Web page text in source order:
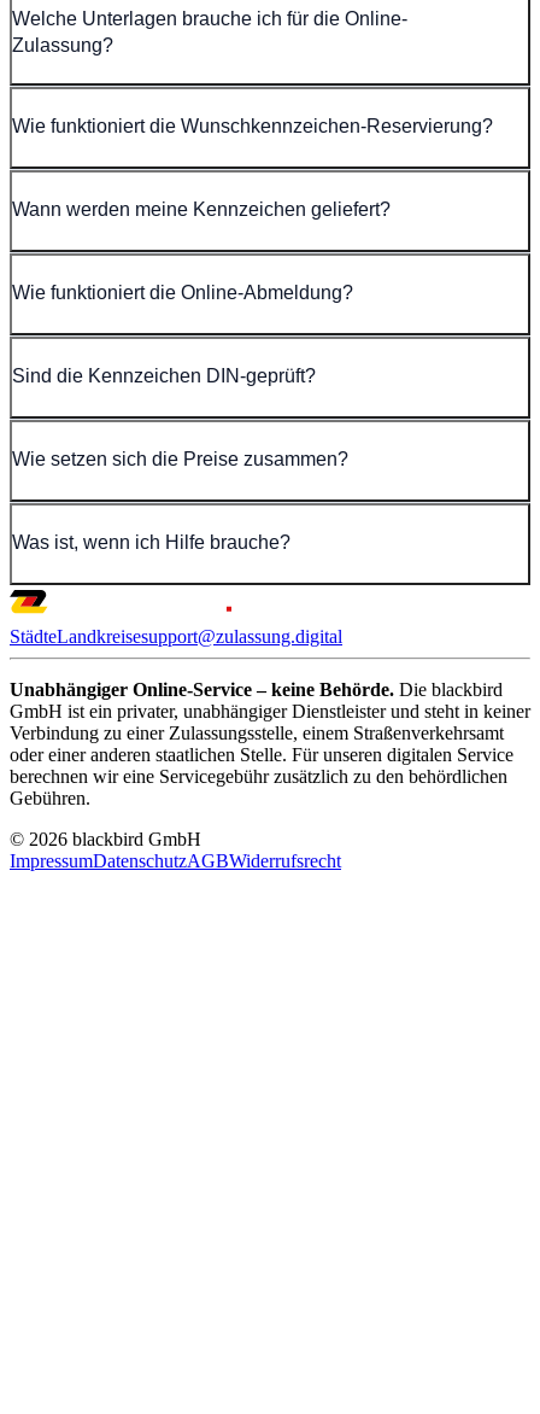
Welche Unterlagen brauche ich für die Online-
Zulassung?
Wie funktioniert die Wunschkennzeichen-Reservierung?
Wann werden meine Kennzeichen geliefert?
Wie funktioniert die Online-Abmeldung?
Sind die Kennzeichen DIN-geprüft?
Wie setzen sich die Preise zusammen?
Was ist, wenn ich Hilfe brauche?
StädteLandkreisesupport@zulassung.digital
Unabhängiger Online-Service – keine Behörde. Die blackbird
GmbH ist ein privater, unabhängiger Dienstleister und steht in keiner
Verbindung zu einer Zulassungsstelle, einem Straßenverkehrsamt
oder einer anderen staatlichen Stelle. Für unseren digitalen Service
berechnen wir eine Servicegebühr zusätzlich zu den behördlichen
Gebühren.
© 2026 blackbird GmbH
ImpressumDatenschutzAGBWiderrufsrecht